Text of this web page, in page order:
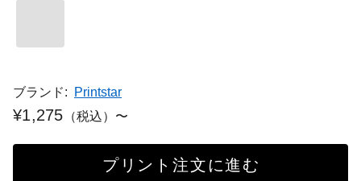
ブランド: Printstar
¥1,275 （税込）〜
プリント注文に進む